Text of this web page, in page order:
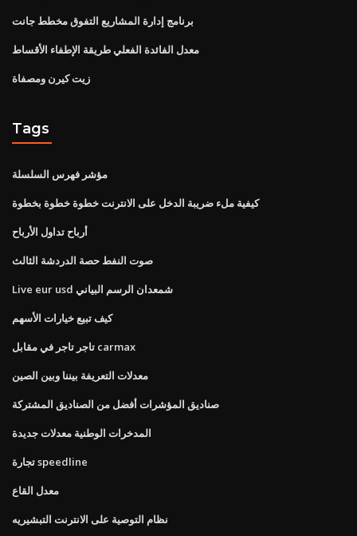
برنامج إدارة المشاريع التفوق مخطط جانت
معدل الفائدة الفعلي طريقة الإطفاء الأقساط
زيت كيرن ومصفاة
Tags
مؤشر فهرس السلسلة
كيفية ملء ضريبة الدخل على الانترنت خطوة خطوة بخطوة
أرباح تداول الأرباح
صوت النفط حصة الدردشة الثالث
Live eur usd شمعدان الرسم البياني
كيف تبيع خيارات الأسهم
تاجر تاجر في مقابل carmax
معدلات التعريفة بيننا وبين الصين
صناديق المؤشرات أفضل من الصناديق المشتركة
المدخرات الوطنية معدلات جديدة
تجارة speedline
معدل القاع
نظام التوصية على الانترنت التبشيريه